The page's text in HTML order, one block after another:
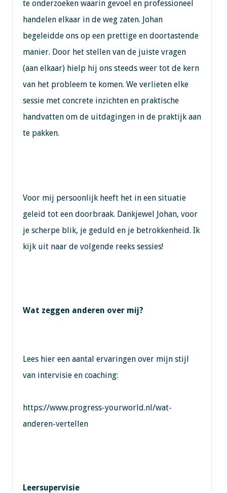
te onderzoeken waarin gevoel en professioneel
handelen elkaar in de weg zaten. Johan
begeleidde ons op een prettige en doortastende
manier. Door het stellen van de juiste vragen
(aan elkaar) hielp hij ons steeds weer tot de kern
van het probleem te komen. We verlieten elke
sessie met concrete inzichten en praktische
handvatten om de uitdagingen in de praktijk aan
te pakken.
Voor mij persoonlijk heeft het in een situatie
geleid tot een doorbraak. Dankjewel Johan, voor
je scherpe blik, je geduld en je betrokkenheid. Ik
kijk uit naar de volgende reeks sessies!
Wat zeggen anderen over mij?
Lees hier een aantal ervaringen over mijn stijl
van intervisie en coaching:
https://www.progress-yourworld.nl/wat-
anderen-vertellen
Leersupervisie